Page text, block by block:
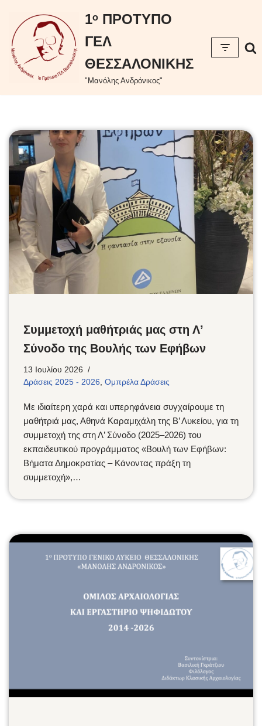
περιεχόμενο
Μεταπηδήστε
στο
περιεχόμενο
1ᵒ ΠΡΟΤΥΠΟ
ΓΕΛ
ΘΕΣΣΑΛΟΝΙΚΗΣ
"Μανόλης Ανδρόνικος"
Συμμετοχή μαθήτριάς μας στη Λ’
Σύνοδο της Βουλής των Εφήβων
13 Ιουλίου 2026
Δράσεις 2025 - 2026 Ομπρέλα Δράσεις
Με ιδιαίτερη χαρά και υπερηφάνεια συγχαίρουμε τη
μαθήτριά μας, Αθηνά Καραμιχάλη της Β’ Λυκείου, για τη
συμμετοχή της στη Λ’ Σύνοδο (2025–2026) του
εκπαιδευτικού προγράμματος «Βουλή των Εφήβων:
Βήματα Δημοκρατίας – Κάνοντας πράξη τη
συμμετοχή»,…